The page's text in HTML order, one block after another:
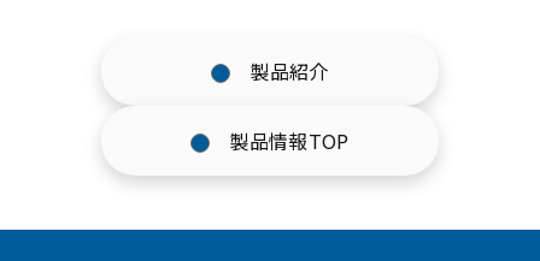
製品紹介
製品情報TOP